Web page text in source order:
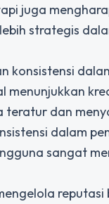
juga
strategis
konsistensi
menunjukkan
teratur dan
dalam
sangat
reputasi